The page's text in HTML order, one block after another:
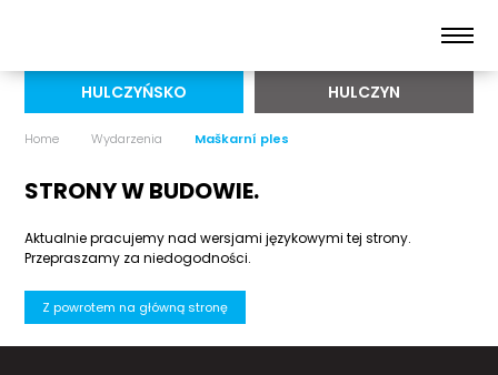
HULCZYŃSKO HULCZYN
Home Wydarzenia Maškarní ples
STRONY W BUDOWIE.
Aktualnie pracujemy nad wersjami językowymi tej strony.
Przepraszamy za niedogodności.
Z powrotem na główną stronę